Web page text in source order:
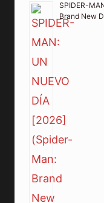
SPIDER-
Brand New